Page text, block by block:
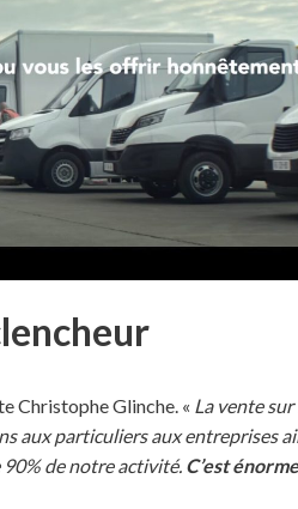
Christophe Glinche. « La vente
aux particuliers aux entreprises
90% de notre activité. C’est